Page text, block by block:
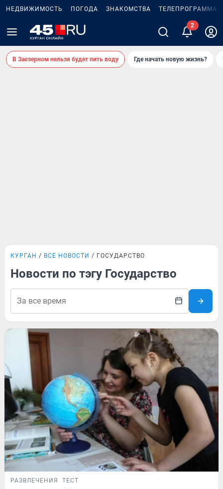
НЕДВИЖИМОСТЬ ПОГОДА ЗНАКОМСТВА ТЕЛЕПРОГРАММА
В Заозерном нельзя будет пить воду Где начать новую жизнь?
КУРГАН ВСЕ НОВОСТИ ГОСУДАРСТВО
Новости по тэгу Государство
РАЗВЛЕЧЕНИЯ ТЕСТ